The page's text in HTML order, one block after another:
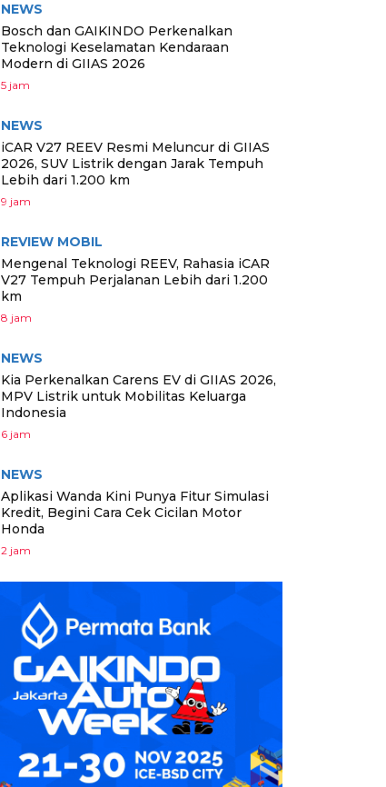
NEWS
Bosch dan GAIKINDO Perkenalkan
Teknologi Keselamatan Kendaraan
Modern di GIIAS 2026
5 jam
NEWS
iCAR V27 REEV Resmi Meluncur di GIIAS
2026, SUV Listrik dengan Jarak Tempuh
Lebih dari 1.200 km
9 jam
REVIEW MOBIL
Mengenal Teknologi REEV, Rahasia iCAR
V27 Tempuh Perjalanan Lebih dari 1.200
km
8 jam
NEWS
Kia Perkenalkan Carens EV di GIIAS 2026,
MPV Listrik untuk Mobilitas Keluarga
Indonesia
6 jam
NEWS
Aplikasi Wanda Kini Punya Fitur Simulasi
Kredit, Begini Cara Cek Cicilan Motor
Honda
2 jam